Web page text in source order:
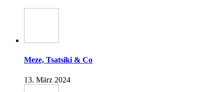
Meze, Tsatsiki & Co
13. März 2024